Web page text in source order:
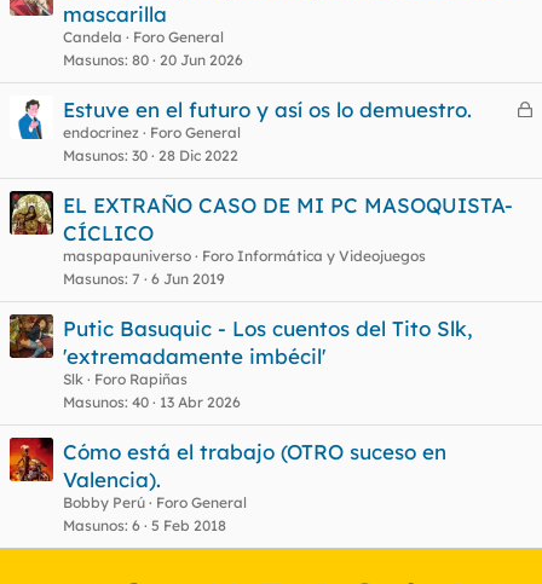
mascarilla
Candela
Foro General
Masunos 80 20 Jun 2026
C
r
Estuve en el futuro y así os lo demuestro.
endocrinez
Foro General
Masunos 30 28 Dic 2022
EL EXTRAÑO CASO DE MI PC MASOQUISTA-
CÍCLICO
maspapauniverso
Foro Informática y Videojuegos
Masunos 7 6 Jun 2019
Putic Basuquic - Los cuentos del Tito Slk,
'extremadamente imbécil'
Slk
Foro Rapiñas
Masunos 40 13 Abr 2026
Cómo está el trabajo (OTRO suceso en
Valencia).
Bobby Perú
Foro General
Masunos 6 5 Feb 2018